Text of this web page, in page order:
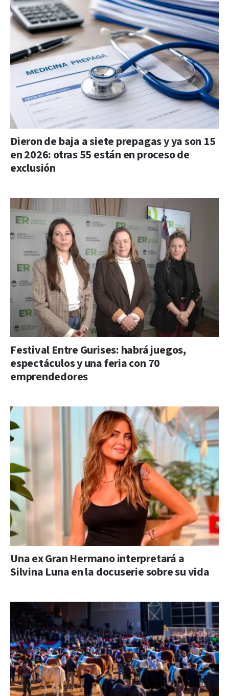
Dieron de baja a siete prepagas y ya son 15
en 2026: otras 55 están en proceso de
exclusión
Festival Entre Gurises: habrá juegos,
espectáculos y una feria con 70
emprendedores
Una ex Gran Hermano interpretará a
Silvina Luna en la docuserie sobre su vida